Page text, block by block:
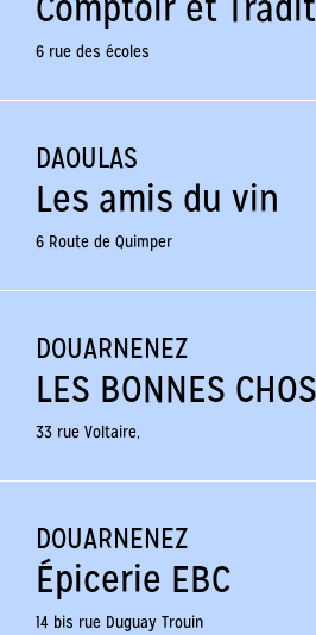
6 rue des écoles
DAOULAS
Les amis du vin
6 Route de Quimper
DOUARNENEZ
LES BONNES
33 rue Voltaire,
DOUARNENEZ
Épicerie EBC
14 bis rue Duguay Trouin